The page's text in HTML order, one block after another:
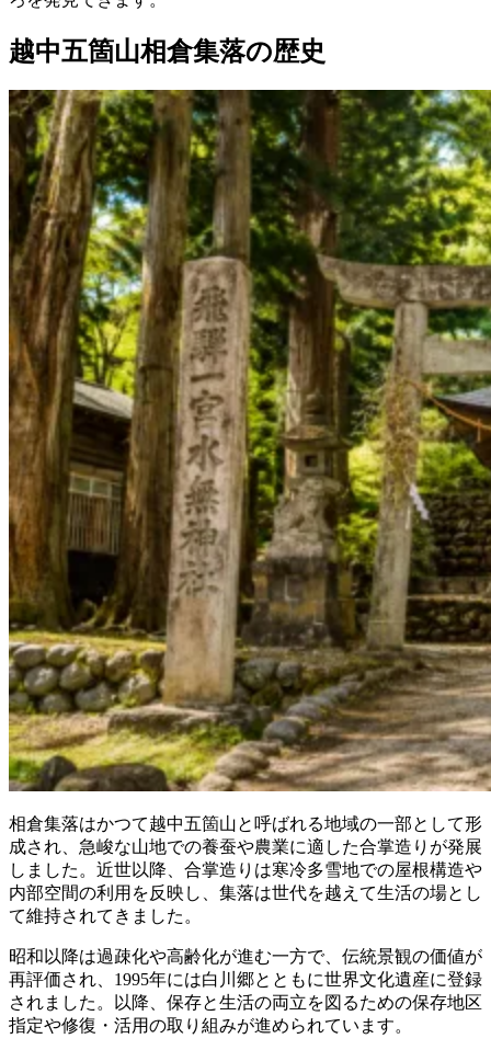
越中五箇山相倉集落の歴史
相倉集落はかつて越中五箇山と呼ばれる地域の一部として形
成され、急峻な山地での養蚕や農業に適した合掌造りが発展
しました。近世以降、合掌造りは寒冷多雪地での屋根構造や
内部空間の利用を反映し、集落は世代を越えて生活の場とし
て維持されてきました。
昭和以降は過疎化や高齢化が進む一方で、伝統景観の価値が
再評価され、1995年には白川郷とともに世界文化遺産に登録
されました。以降、保存と生活の両立を図るための保存地区
指定や修復・活用の取り組みが進められています。